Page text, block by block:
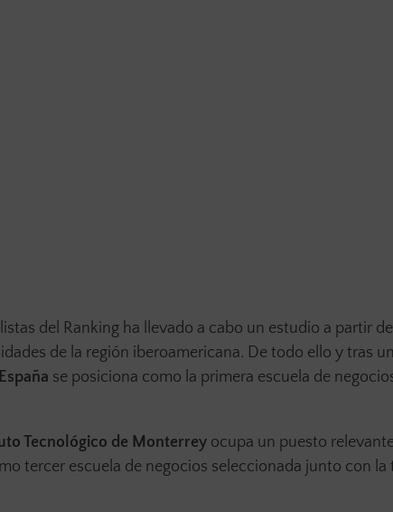
del Ranking ha llevado a cabo un estudio a partir
de la región iberoamericana. De todo ello y tras
se posiciona como la primera escuela de
Tecnológico de Monterrey ocupa un puesto
tercer escuela de negocios seleccionada junto con la